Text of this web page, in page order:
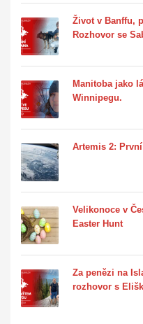
Život v Banffu,
Rozhovor se
Manitoba jako
Winnipegu.
Artemis 2:
Velikonoce v
Easter Hunt
Za penězi na
rozhovor s